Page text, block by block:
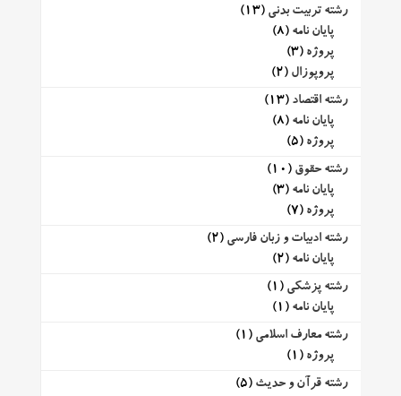
رشته تربیت بدنی (13)
پایان نامه (8)
پروژه (3)
پروپوزال (2)
رشته اقتصاد (13)
پایان نامه (8)
پروژه (5)
رشته حقوق (10)
پایان نامه (3)
پروژه (7)
رشته ادبیات و زبان فارسی (2)
پایان نامه (2)
رشته پزشکی (1)
پایان نامه (1)
رشته معارف اسلامی (1)
پروژه (1)
رشته قرآن و حدیث (5)